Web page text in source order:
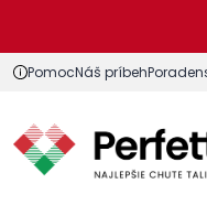
PomocNáš príbeh